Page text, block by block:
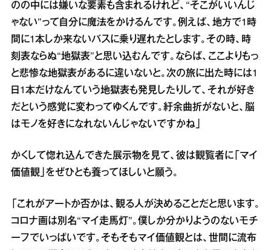
のの中には嫌いな要素も含まれるけれど、“そこがいいんじ
ゃない”って自分に魔法をかけるんです。例えば、地方で1時
間に1本しか来ないバスに乗り遅れたとします。その時、時
刻表ならぬ“地獄表”と思い込むんです。ならば、ここよりもっ
と悲惨な地獄表があるに違いないと。次の旅に出た時には1
日1本だけなんていう地獄表も発見したりして、それが好き
だという感覚に変わってゆくんです。紆余曲折がないと、脳
はモノを好きになれないんじゃないですかね」
かくして惚れ込んできた展示物を見て、彼は観覧者に「マイ
価値観」をぜひとも養ってほしいと願う。
「これがアートか否かは、観る人が決めることだと思います。
コロナ画は別名“マイ走馬灯”。僕しか分かりようのないモチ
ーフでいっぱいです。そもそもマイ価値観とは、世間に流布